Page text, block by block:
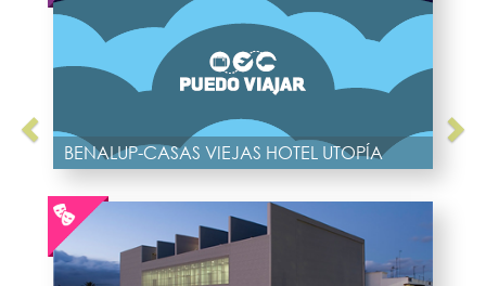
BENALUP-CASAS VIEJAS HOTEL UTOPÍA